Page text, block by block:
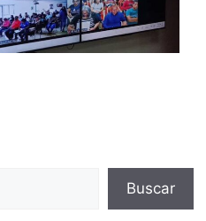
Buscar